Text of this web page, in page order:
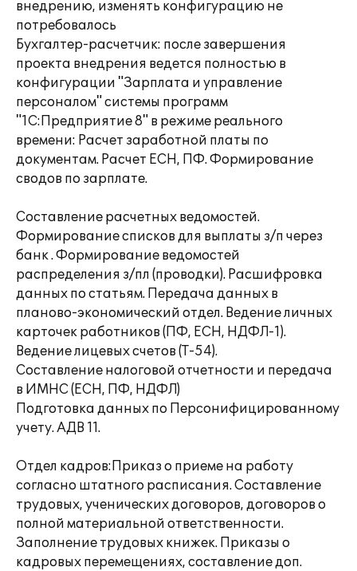
внедрению, изменять конфигурацию не
потребовалось
Бухгалтер-расчетчик: после завершения
проекта внедрения ведется полностью в
конфигурации "Зарплата и управление
персоналом" системы программ
"1С:Предприятие 8" в режиме реального
времени: Расчет заработной платы по
документам. Расчет ЕСН, ПФ. Формирование
сводов по зарплате.
Составление расчетных ведомостей.
Формирование списков для выплаты з/п через
банк . Формирование ведомостей
распределения з/пл (проводки). Расшифровка
данных по статьям. Передача данных в
планово-экономический отдел. Ведение личных
карточек работников (ПФ, ЕСН, НДФЛ-1).
Ведение лицевых счетов (Т-54).
Составление налоговой отчетности и передача
в ИМНС (ЕСН, ПФ, НДФЛ)
Подготовка данных по Персонифицированному
учету. АДВ 11.
Отдел кадров:Приказ о приеме на работу
согласно штатного расписания. Составление
трудовых, ученических договоров, договоров о
полной материальной ответственности.
Заполнение трудовых книжек. Приказы о
кадровых перемещениях, составление доп.